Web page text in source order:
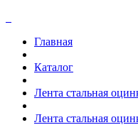
Главная
Каталог
Лента стальная
Лента стальная